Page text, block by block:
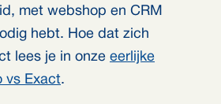
met webshop en CRM
hebt. Hoe dat zich
lees je in onze eerlijke
vs Exact.